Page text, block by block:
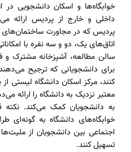
خوابگاه‌ها و اسکان دانشجویی
داخلی و خارج از پردیس ارائه
پردیس که در مجاورت ساختمان‌های
اتاق‌های یک، دو و سه نفره با
سالن مطالعه، آشپزخانه مشترک
برای دانشجویانی که ترجیح
کنند، مرکز اسکان دانشگاه لیستی از
معتبر نزدیک به دانشگاه را ارائه
به دانشجویان کمک می‌کند.
خوابگاه‌های دانشگاه به گونه‌ای
اجتماعی بین دانشجویان از
تسهیل کنند.